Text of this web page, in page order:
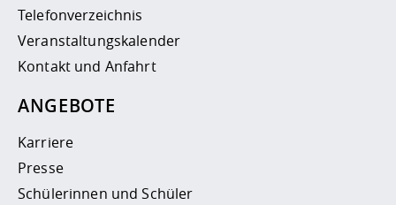
Telefonverzeichnis
Veranstaltungskalender
Kontakt und Anfahrt
ANGEBOTE
Karriere
Presse
Schülerinnen und Schüler